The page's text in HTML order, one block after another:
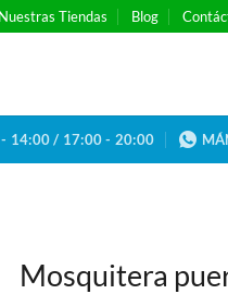
Nuestras Tiendas Blog
14:00 / 17:00 - 20:00
Mosquitera